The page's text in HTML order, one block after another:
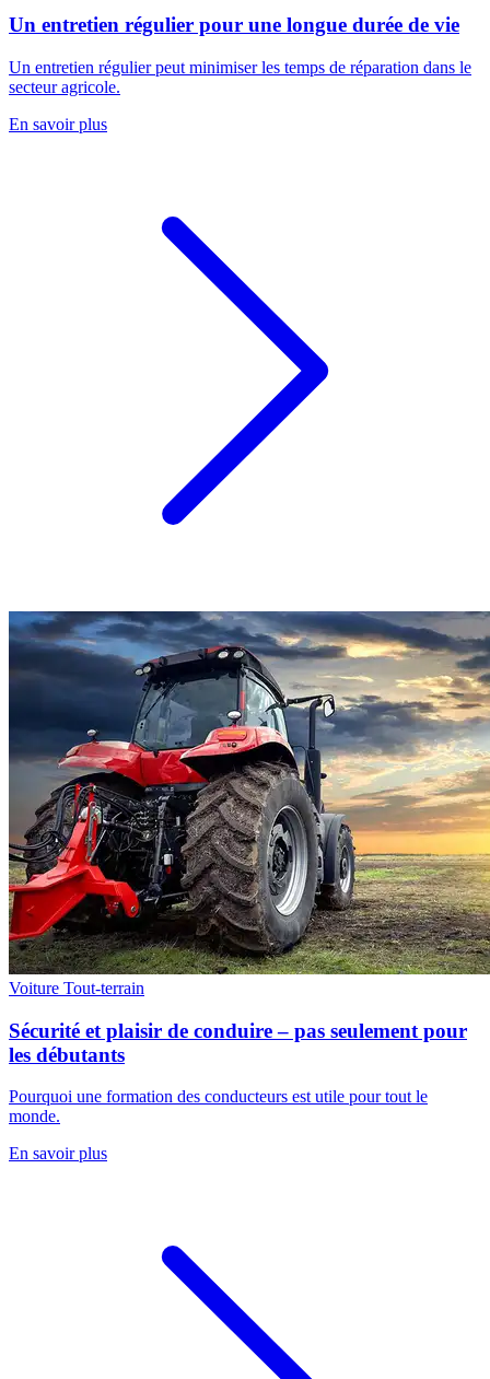
Un entretien régulier pour une longue durée de vie
Un entretien régulier peut minimiser les temps de réparation dans le
secteur agricole.
En savoir plus
Voiture Tout-terrain
Sécurité et plaisir de conduire – pas seulement pour
les débutants
Pourquoi une formation des conducteurs est utile pour tout le
monde.
En savoir plus